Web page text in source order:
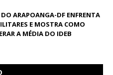
ARAPOANGA-DF ENFRENTA
E MOSTRA COMO
A MÉDIA DO IDEB